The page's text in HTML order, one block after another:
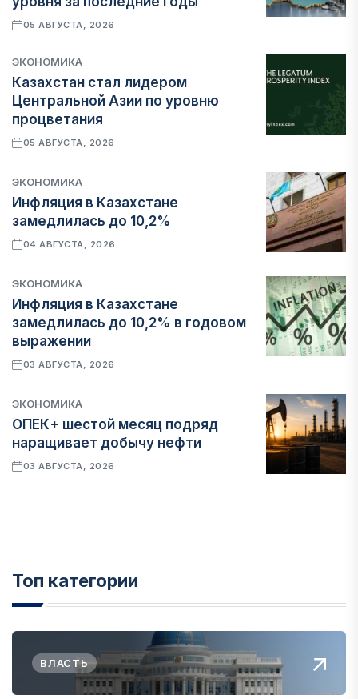
05 АВГУСТА, 2026
ЭКОНОМИКА
Казахстан стал лидером
Центральной Азии по уровню
процветания
05 АВГУСТА, 2026
ЭКОНОМИКА
Инфляция в Казахстане
замедлилась до 10,2%
04 АВГУСТА, 2026
ЭКОНОМИКА
Инфляция в Казахстане
замедлилась до 10,2% в годовом
выражении
03 АВГУСТА, 2026
ЭКОНОМИКА
ОПЕК+ шестой месяц подряд
наращивает добычу нефти
03 АВГУСТА, 2026
Топ категории
ВЛАСТЬ